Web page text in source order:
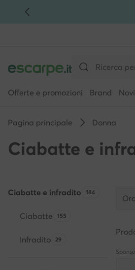
VAI AL CONTENUTO
Offerte e promozioni Brand
Pagina principale Donna
Ciabatte e
Ciabatte e infradito Quantità di
184
Ciabatte Quantità di prodotti:
155
InfraditoQuantità di prodotti:
29